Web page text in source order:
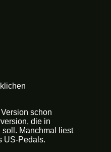
schon
die in
soll. Manchmal liest
US-Pedals.